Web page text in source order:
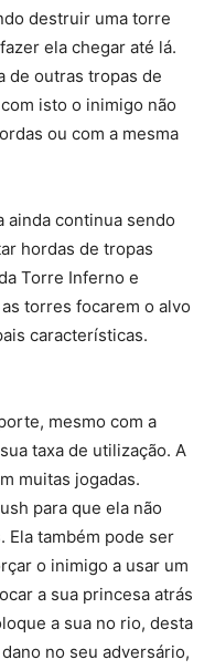
destruir uma torre
ela chegar até lá.
de outras tropas de
isto o inimigo não
ou com a mesma
ainda continua sendo
hordas de tropas
Torre Inferno e
torres focarem o alvo
características.
mesmo com a
taxa de utilização. A
muitas jogadas.
para que ela não
Ela também pode ser
o inimigo a usar um
a sua princesa atrás
a sua no rio, desta
no seu adversário,